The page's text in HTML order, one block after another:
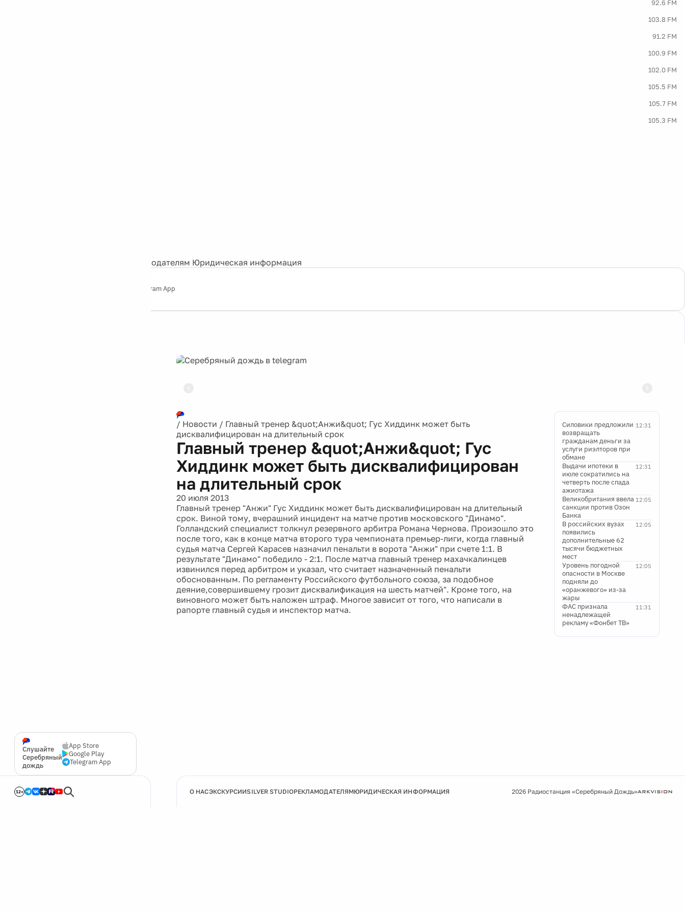
92.6 FM
103.8 FM
91.2 FM
100.9 FM
102.0 FM
105.5 FM
105.7 FM
105.3 FM
Рекламодателям Юридическая информация
Telegram App
Слушайте
Серебряный
дождь
App Store
Google Play
Telegram App
12+
/ Новости / Главный тренер &quot;Анжи&quot; Гус Хиддинк может быть
дисквалифицирован на длительный срок
Главный тренер &quot;Анжи&quot; Гус
Хиддинк может быть дисквалифицирован
на длительный срок
20 июля 2013
Главный тренер "Анжи" Гус Хиддинк может быть дисквалифицирован на длительный
срок. Виной тому, вчерашний инцидент на матче против московского "Динамо".
Голландский специалист толкнул резервного арбитра Романа Чернова. Произошло это
после того, как в конце матча второго тура чемпионата премьер-лиги, когда главный
судья матча Сергей Карасев назначил пенальти в ворота "Анжи" при счете 1:1. В
результате "Динамо" победило - 2:1. После матча главный тренер махачкалинцев
извинился перед арбитром и указал, что считает назначенный пенальти
обоснованным. По регламенту Российского футбольного союза, за подобное
деяние,совершившему грозит дисквалификация на шесть матчей". Кроме того, на
виновного может быть наложен штраф. Многое зависит от того, что написали в
рапорте главный судья и инспектор матча.
12:31
Силовики предложили
возвращать
гражданам деньги за
услуги риэлторов при
обмане
12:31
Выдачи ипотеки в
июле сократились на
четверть после спада
ажиотажа
12:05
Великобритания ввела
санкции против Озон
Банка
12:05
В российских вузах
появились
дополнительные 62
тысячи бюджетных
мест
12:05
Уровень погодной
опасности в Москве
подняли до
«оранжевого» из-за
жары
11:31
ФАС признала
ненадлежащей
рекламу «Фонбет ТВ»
О НАСЭКСКУРСИИSILVER STUDIOРЕКЛАМОДАТЕЛЯМЮРИДИЧЕСКАЯ ИНФОРМАЦИЯ 2026 Радиостанция «Серебряный Дождь»